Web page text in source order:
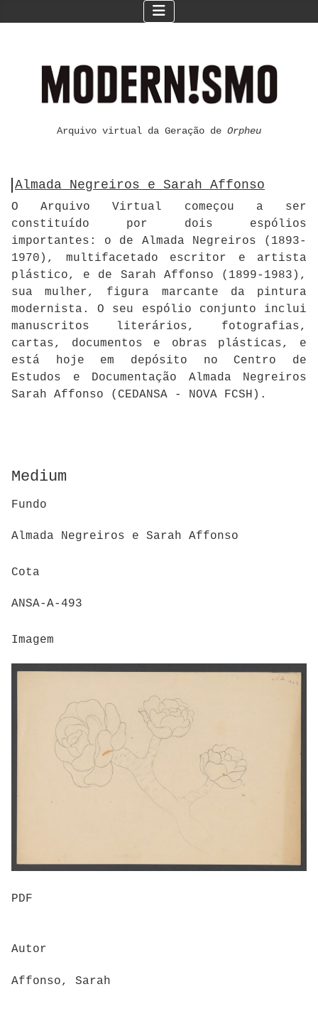
Arquivo virtual da Geração de Orpheu
Almada Negreiros e Sarah Affonso
O Arquivo Virtual começou a ser
constituído por dois espólios
importantes: o de Almada Negreiros (1893-
1970), multifacetado escritor e artista
plástico, e de Sarah Affonso (1899-1983),
sua mulher, figura marcante da pintura
modernista. O seu espólio conjunto inclui
manuscritos literários, fotografias,
cartas, documentos e obras plásticas, e
está hoje em depósito no Centro de
Estudos e Documentação Almada Negreiros
Sarah Affonso (CEDANSA - NOVA FCSH).
Medium
Fundo
Almada Negreiros e Sarah Affonso
Cota
ANSA-A-493
Imagem
PDF
Autor
Affonso, Sarah